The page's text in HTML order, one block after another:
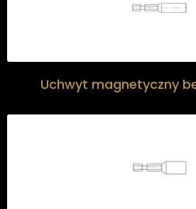
Uchwyt magnetyczny